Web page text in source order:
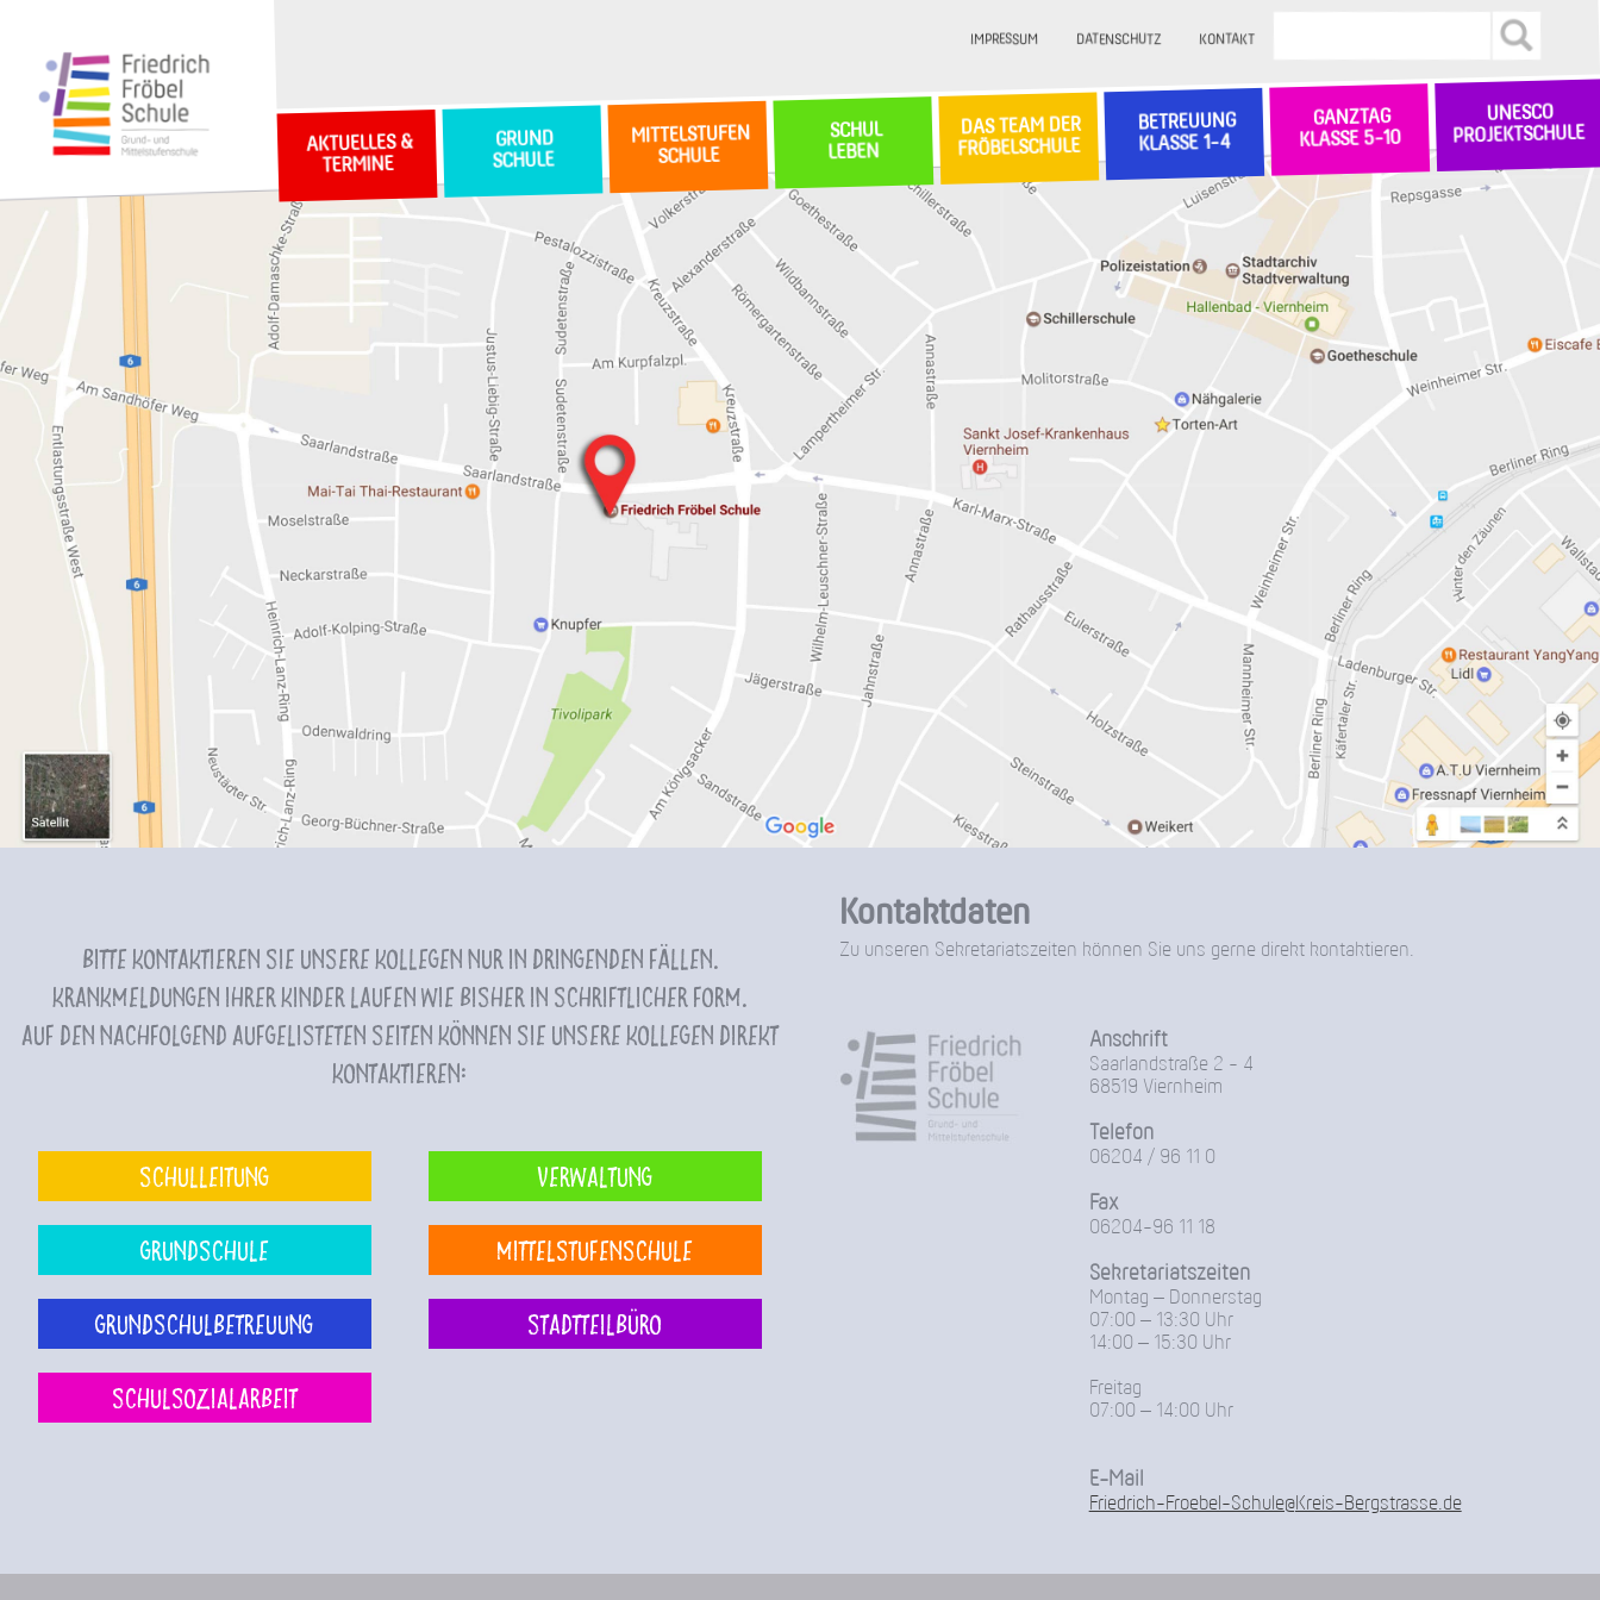
IMPRESSUM DATENSCHUTZ KONTAKT
AKTUELLES &
TERMINE
GRUND
SCHULE
MITTELSTUFEN
SCHULE
SCHUL
LEBEN
DAS TEAM DER
FRÖBELSCHULE
BETREUUNG
KLASSE 1-4
GANZTAG
KLASSE 5-10
UNESCO
PROJEKTSCHULE
Bitte kontaktieren Sie unsere Kollegen nur in dringenden Fällen.
Krankmeldungen Ihrer Kinder laufen wie bisher in schriftlicher Form.
Auf den nachfolgend aufgelisteten Seiten können Sie unsere Kollegen direkt
kontaktieren:
Schulleitung Verwaltung
Grundschule Mittelstufenschule
Grundschulbetreuung Stadtteilbüro
Schulsozialarbeit
Kontaktdaten
Zu unseren Sekretariatszeiten können Sie uns gerne direkt kontaktieren.
Anschrift
Saarlandstraße 2 - 4
68519 Viernheim
Telefon
06204 / 96 11 0
Fax
06204-96 11 18
Sekretariatszeiten
Montag – Donnerstag
07:00 – 13:30 Uhr
14:00 – 15:30 Uhr
Freitag
07:00 – 14:00 Uhr
E-Mail
Friedrich-Froebel-Schule@Kreis-Bergstrasse.de